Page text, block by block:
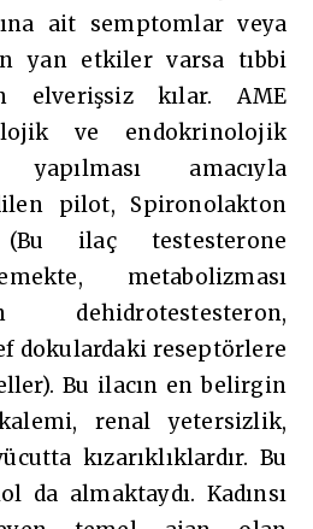
ait semptomlar veya
yan etkiler varsa tıbbi
elverişsiz kılar. AME
ve endokrinolojik
yapılması amacıyla
pilot, Spironolakton
(Bu ilaç testesterone
metabolizması
dokulardaki reseptörlere
Bu ilacın en belirgin
renal yetersizlik,
kızarıklıklardır. Bu
da almaktaydı. Kadınsı